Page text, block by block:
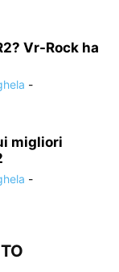
Vr-Rock ha
-
migliori
-